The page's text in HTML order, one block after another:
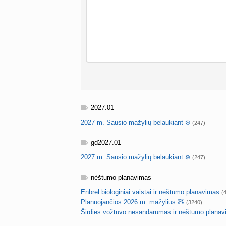
2027.01
2027 m. Sausio mažylių belaukiant ❄️ (247)
gd2027.01
2027 m. Sausio mažylių belaukiant ❄️ (247)
nėštumo planavimas
Enbrel biologiniai vaistai ir nėštumo planavimas
Planuojančios 2026 m. mažylius 🧸 (3240)
Širdies vožtuvo nesandarumas ir nėštumo